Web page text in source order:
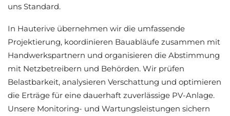
uns Standard.
In Hauterive übernehmen wir die umfassende
Projektierung, koordinieren Bauabläufe zusammen mit
Handwerkspartnern und organisieren die Abstimmung
mit Netzbetreibern und Behörden. Wir prüfen
Belastbarkeit, analysieren Verschattung und optimieren
die Erträge für eine dauerhaft zuverlässige PV-Anlage.
Unsere Monitoring- und Wartungsleistungen sichern